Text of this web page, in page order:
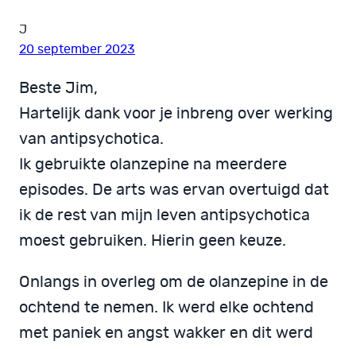
J
20 september 2023
Beste Jim,
Hartelijk dank voor je inbreng over werking
van antipsychotica.
Ik gebruikte olanzepine na meerdere
episodes. De arts was ervan overtuigd dat
ik de rest van mijn leven antipsychotica
moest gebruiken. Hierin geen keuze.
Onlangs in overleg om de olanzepine in de
ochtend te nemen. Ik werd elke ochtend
met paniek en angst wakker en dit werd